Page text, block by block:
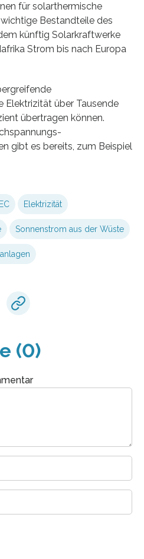
für solarthermische
Bestandteile des
künftig Solarkraftwerke
Strom bis nach Europa
Elektrizität über Tausende
übertragen können.
gibt es bereits, zum Beispiel
Elektrizität
Sonnenstrom aus der Wüste
(0)